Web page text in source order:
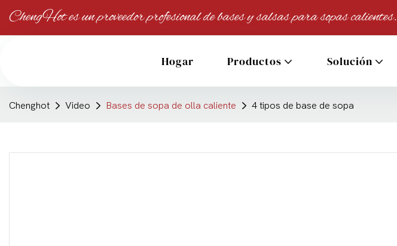
ChengHot es un proveedor profesional de bases y salsas para sopas calientes.
Hogar Productos Solución
Chenghot Video Bases de sopa de olla caliente 4 tipos de base de sopa